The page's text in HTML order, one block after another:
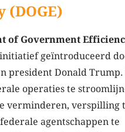
(DOGE)
of Government
geïntroduceerd
president Donald
operaties te
verminderen, verspilling
agentschappen te